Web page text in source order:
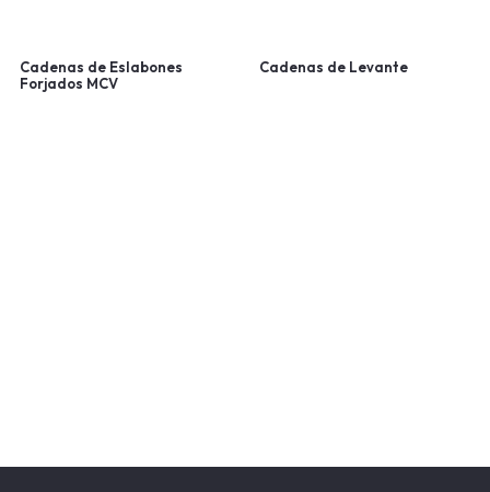
Cadenas de Eslabones
Forjados MCV
Cadenas de Levante